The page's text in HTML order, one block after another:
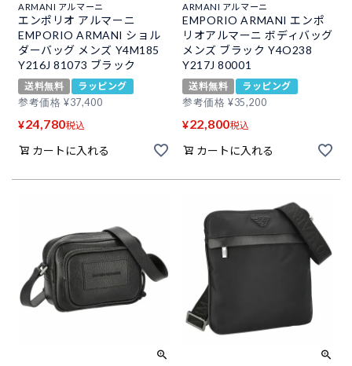
ARMANI アルマーニ
エンポリオ アルマーニ
EMPORIO ARMANI ショル
ダーバッグ メンズ Y4M185
Y216J 81073 ブラック
送料無料
ラッピング
参考価格 ¥37,400
¥24,780税込
カートに入れる
ARMANI アルマーニ
EMPORIO ARMANI エンポ
リオアルマーニ ボディバッグ
メンズ ブラック Y4O238
Y217J 80001
送料無料
ラッピング
参考価格 ¥35,200
¥22,800税込
カートに入れる